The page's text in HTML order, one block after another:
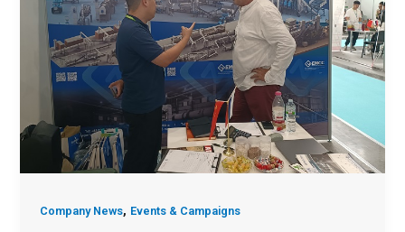
Company News, Events & Campaigns